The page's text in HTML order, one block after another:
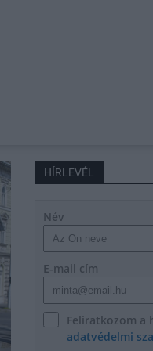
HÍRLEVÉL
Név
E-mail cím
Feliratkozom a
adatvédelmi